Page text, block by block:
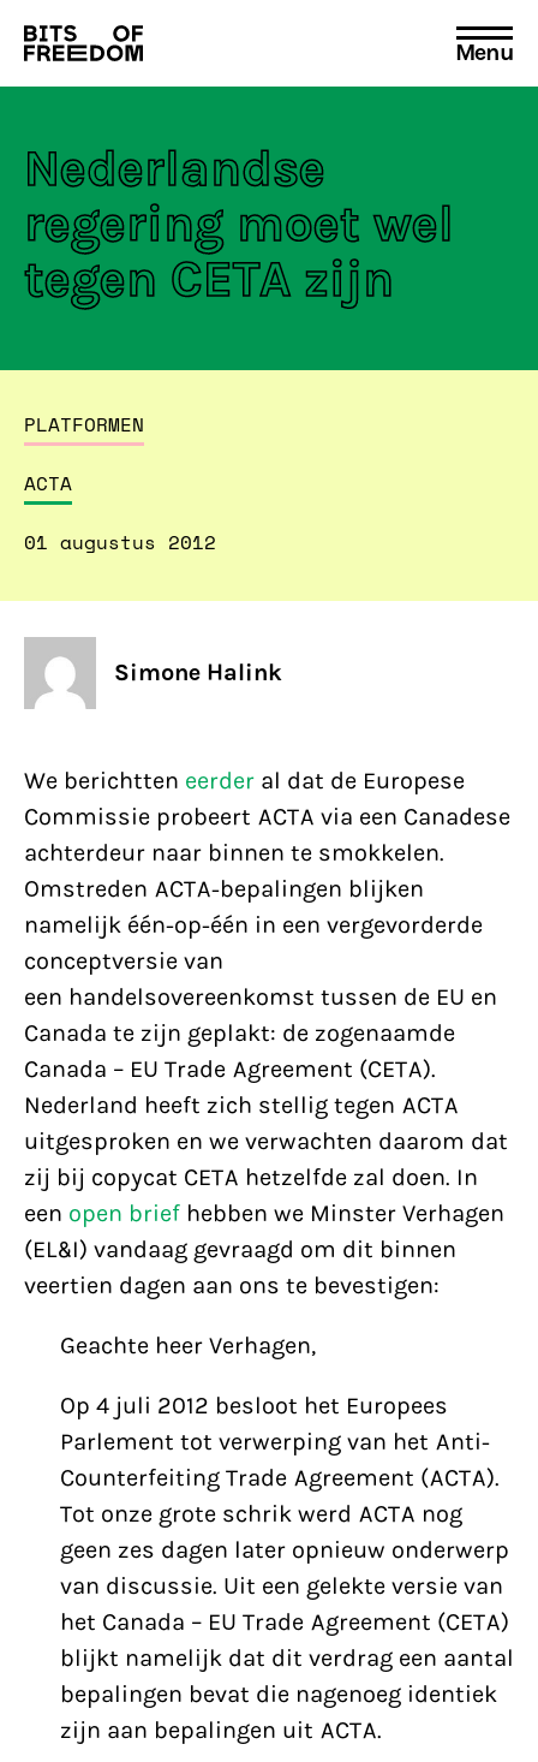
Search
for:
Menu
Nederlandse
regering moet wel
tegen CETA zijn
PLATFORMEN
ACTA
01 augustus 2012
Simone Halink
We berichtten eerder al dat de Europese
Commissie probeert ACTA via een Canadese
achterdeur naar binnen te smokkelen.
Omstreden ACTA-bepalingen blijken
namelijk één-op-één in een vergevorderde
conceptversie van
een handelsovereenkomst tussen de EU en
Canada te zijn geplakt: de zogenaamde
Canada – EU Trade Agreement (CETA).
Nederland heeft zich stellig tegen ACTA
uitgesproken en we verwachten daarom dat
zij bij copycat CETA hetzelfde zal doen. In
een open brief hebben we Minster Verhagen
(EL&I) vandaag gevraagd om dit binnen
veertien dagen aan ons te bevestigen:
Geachte heer Verhagen,
Op 4 juli 2012 besloot het Europees
Parlement tot verwerping van het Anti-
Counterfeiting Trade Agreement (ACTA).
Tot onze grote schrik werd ACTA nog
geen zes dagen later opnieuw onderwerp
van discussie. Uit een gelekte versie van
het Canada – EU Trade Agreement (CETA)
blijkt namelijk dat dit verdrag een aantal
bepalingen bevat die nagenoeg identiek
zijn aan bepalingen uit ACTA.